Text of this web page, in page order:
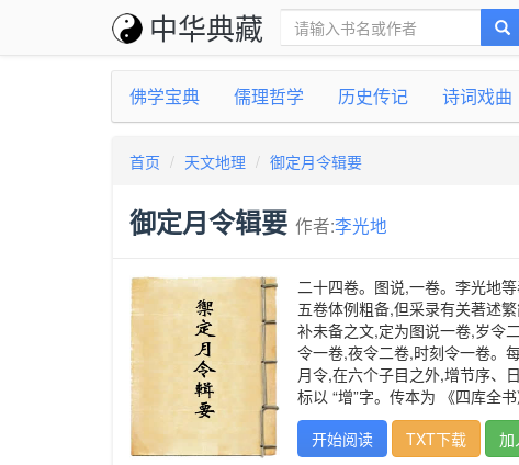
中华典藏
佛学宝典 儒理哲学 历史传记 诗词戏曲
首页 天文地理 御定月令辑要
御定月令辑要 作者:李光地
二十四卷。图说,一卷。李光地
五卷体例粗备,但采录有关著述
补未备之文,定为图说一卷,岁令
令一卷,夜令二卷,时刻令一卷。
月令,在六个子目之外,增节序、
标以 “增”字。传本为 《四库全书
开始阅读
TXT下载 加